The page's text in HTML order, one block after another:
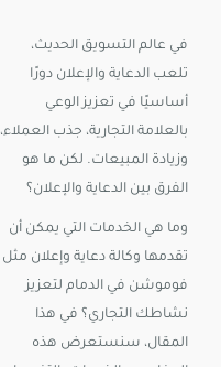
في عالم التسويق الحديث،
تلعب الدعاية والإعلان دورًا
أساسيًا في تعزيز الوعي
بالعلامة التجارية، جذب العملاء،
وزيادة المبيعات. لكن ما هو
الفرق بين الدعاية والإعلان؟
وما هي الخدمات التي يمكن أن
تقدمها وكالة دعاية وإعلان مثل
فوموشن في الدمام لتعزيز
نشاطك التجاري؟ في هذا
المقال، سنستعرض هذه